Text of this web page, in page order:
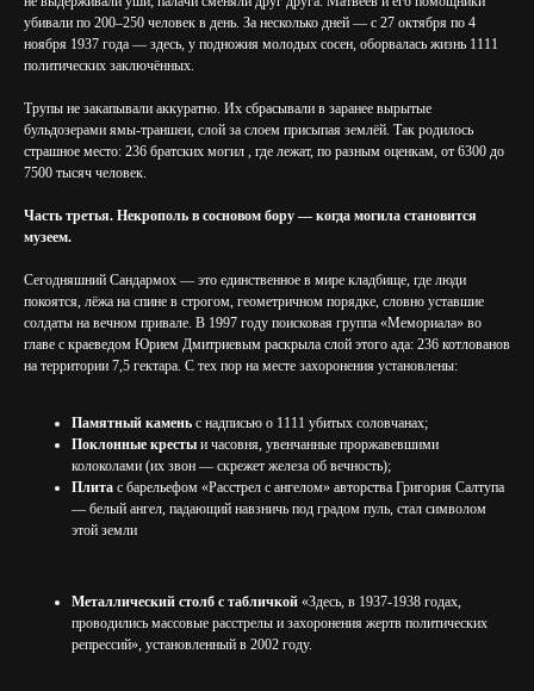
убивали по 200–250 человек в день. За несколько дней — с 27 октября по 4
ноября 1937 года — здесь, у подножия молодых сосен, оборвалась жизнь 1111
политических заключённых.
Трупы не закапывали аккуратно. Их сбрасывали в заранее вырытые
бульдозерами ямы-траншеи, слой за слоем присыпая землёй. Так родилось
страшное место: 236 братских могил , где лежат, по разным оценкам, от 6300 до
7500 тысяч человек.
Часть третья. Некрополь в сосновом бору — когда могила становится
музеем.
Сегодняшний Сандармох — это единственное в мире кладбище, где люди
покоятся, лёжа на спине в строгом, геометричном порядке, словно уставшие
солдаты на вечном привале. В 1997 году поисковая группа «Мемориала» во
главе с краеведом Юрием Дмитриевым раскрыла слой этого ада: 236 котлованов
на территории 7,5 гектара. С тех пор на месте захоронения установлены:
Памятный камень с надписью о 1111 убитых соловчанах;
Поклонные кресты и часовня, увенчанные проржавевшими
колоколами (их звон — скрежет железа об вечность);
Плита с барельефом «Расстрел с ангелом» авторства Григория Салтупа
— белый ангел, падающий навзничь под градом пуль, стал символом
этой земли
Металлический столб с табличкой «Здесь, в 1937-1938 годах,
проводились массовые расстрелы и захоронения жертв политических
репрессий», установленный в 2002 году.